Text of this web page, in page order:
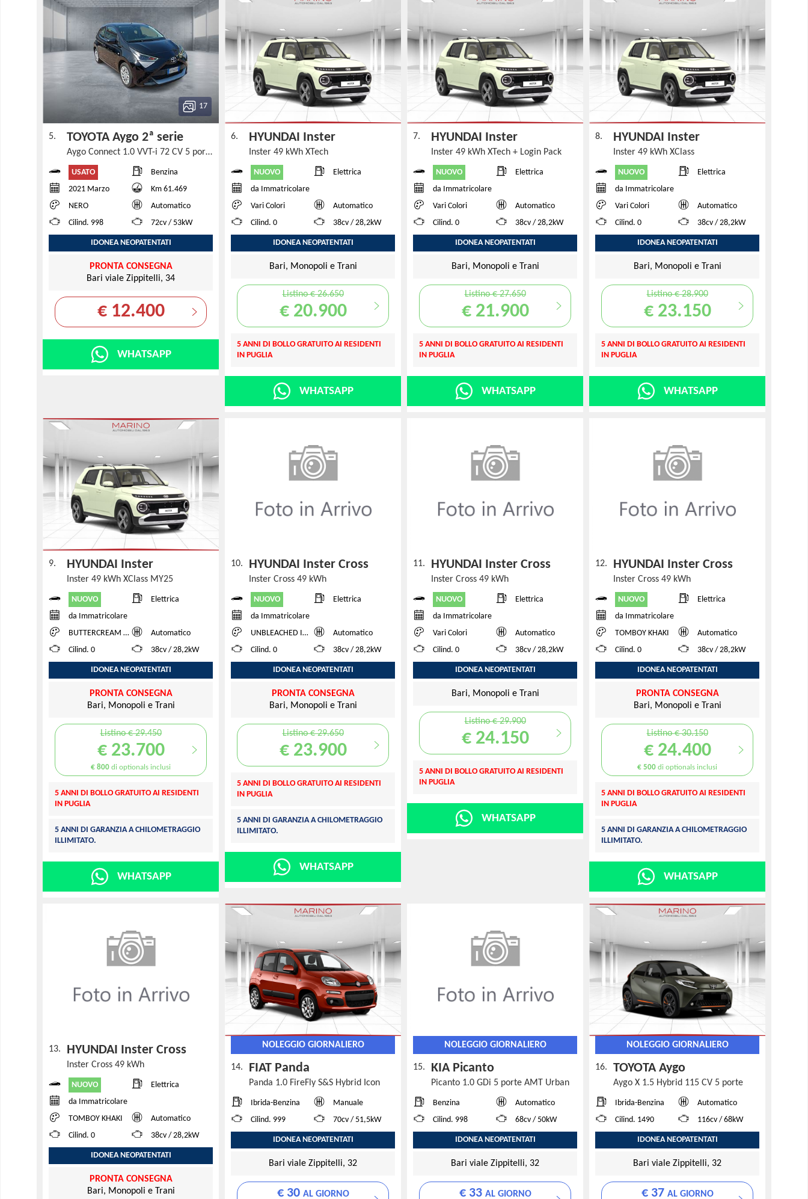
17
5. TOYOTA Aygo 2ª serie
Aygo Connect 1.0 VVT-i 72 CV 5 porte x-cool MMT
USATO
Benzina
2021 Marzo
Km 61.469
NERO
Automatico
Cilind. 998
72cv / 53kW
IDONEA NEOPATENTATI
PRONTA CONSEGNA
Bari viale Zippitelli, 34
€ 12.400
WHATSAPP
6. HYUNDAI Inster
Inster 49 kWh XTech
NUOVO
Elettrica
da Immatricolare
Vari Colori
Automatico
Cilind. 0
38cv / 28,2kW
IDONEA NEOPATENTATI
Bari, Monopoli e Trani
Listino € 26.650
€ 20.900
5 ANNI DI BOLLO GRATUITO AI RESIDENTI
IN PUGLIA
WHATSAPP
7. HYUNDAI Inster
Inster 49 kWh XTech + Login Pack
NUOVO
Elettrica
da Immatricolare
Vari Colori
Automatico
Cilind. 0
38cv / 28,2kW
IDONEA NEOPATENTATI
Bari, Monopoli e Trani
Listino € 27.650
€ 21.900
5 ANNI DI BOLLO GRATUITO AI RESIDENTI
IN PUGLIA
WHATSAPP
8. HYUNDAI Inster
Inster 49 kWh XClass
NUOVO
Elettrica
da Immatricolare
Vari Colori
Automatico
Cilind. 0
38cv / 28,2kW
IDONEA NEOPATENTATI
Bari, Monopoli e Trani
Listino € 28.900
€ 23.150
5 ANNI DI BOLLO GRATUITO AI RESIDENTI
IN PUGLIA
WHATSAPP
9. HYUNDAI Inster
Inster 49 kWh XClass MY25
NUOVO
Elettrica
da Immatricolare
BUTTERCREAM YELLOW PEARL
Automatico
Cilind. 0
38cv / 28,2kW
IDONEA NEOPATENTATI
PRONTA CONSEGNA
Bari, Monopoli e Trani
Listino € 29.450
€ 23.700
€ 800 di optionals inclusi
5 ANNI DI BOLLO GRATUITO AI RESIDENTI
IN PUGLIA
5 ANNI DI GARANZIA A CHILOMETRAGGIO
ILLIMITATO.
WHATSAPP
10. HYUNDAI Inster Cross
Inster Cross 49 kWh
NUOVO
Elettrica
da Immatricolare
UNBLEACHED IVORY
Automatico
Cilind. 0
38cv / 28,2kW
IDONEA NEOPATENTATI
PRONTA CONSEGNA
Bari, Monopoli e Trani
Listino € 29.650
€ 23.900
5 ANNI DI BOLLO GRATUITO AI RESIDENTI
IN PUGLIA
5 ANNI DI GARANZIA A CHILOMETRAGGIO
ILLIMITATO.
WHATSAPP
11. HYUNDAI Inster Cross
Inster Cross 49 kWh
NUOVO
Elettrica
da Immatricolare
Vari Colori
Automatico
Cilind. 0
38cv / 28,2kW
IDONEA NEOPATENTATI
Bari, Monopoli e Trani
Listino € 29.900
€ 24.150
5 ANNI DI BOLLO GRATUITO AI RESIDENTI
IN PUGLIA
WHATSAPP
12. HYUNDAI Inster Cross
Inster Cross 49 kWh
NUOVO
Elettrica
da Immatricolare
TOMBOY KHAKI
Automatico
Cilind. 0
38cv / 28,2kW
IDONEA NEOPATENTATI
PRONTA CONSEGNA
Bari, Monopoli e Trani
Listino € 30.150
€ 24.400
€ 500 di optionals inclusi
5 ANNI DI BOLLO GRATUITO AI RESIDENTI
IN PUGLIA
5 ANNI DI GARANZIA A CHILOMETRAGGIO
ILLIMITATO.
WHATSAPP
13. HYUNDAI Inster Cross
Inster Cross 49 kWh
NUOVO
Elettrica
da Immatricolare
TOMBOY KHAKI
Automatico
Cilind. 0
38cv / 28,2kW
IDONEA NEOPATENTATI
PRONTA CONSEGNA
Bari, Monopoli e Trani
NOLEGGIO GIORNALIERO
14. FIAT Panda
Panda 1.0 FireFly S&S Hybrid Icon
Ibrida-Benzina
Manuale
Cilind. 999
70cv / 51,5kW
IDONEA NEOPATENTATI
Bari viale Zippitelli, 32
€ 30 AL GIORNO
NOLEGGIO GIORNALIERO
15. KIA Picanto
Picanto 1.0 GDi 5 porte AMT Urban
Benzina
Automatico
Cilind. 998
68cv / 50kW
IDONEA NEOPATENTATI
Bari viale Zippitelli, 32
€ 33 AL GIORNO
NOLEGGIO GIORNALIERO
16. TOYOTA Aygo
Aygo X 1.5 Hybrid 115 CV 5 porte
Ibrida-Benzina
Automatico
Cilind. 1490
116cv / 68kW
IDONEA NEOPATENTATI
Bari viale Zippitelli, 32
€ 37 AL GIORNO